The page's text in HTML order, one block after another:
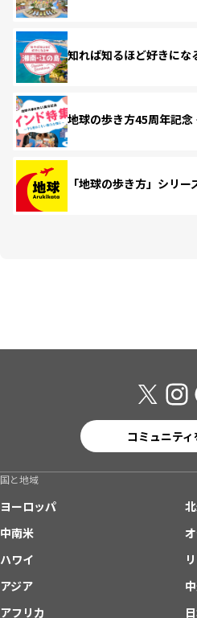
知れば知るほど好きにな
地球の歩き方45周年記念
「地球の歩き方」シリ
コミュニテ
国と地域
ヨーロッパ
中南米
ハワイ
アジア
アフリカ